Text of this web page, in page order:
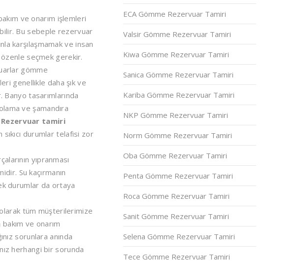
ve onarım işlemleri
Bu sebeple rezervuar
karşılaşmamak ve insan
özenle seçmek gerekir.
gömme
genellikle daha şık ve
Banyo tasarımlarında
ve şamandıra
Rezervuar tamiri
durumlar telafisi zor
yıpranması
Su kaçırmanın
durumlar da ortaya
olarak tüm müşterilerimize
ve onarım
sorunlara anında
herhangi bir sorunda
ECA Gömme Rezervuar Tamiri
Valsir Gömme Rezervuar Tamiri
Kiwa Gömme Rezervuar Tamiri
Sanica Gömme Rezervuar Tamiri
Kariba Gömme Rezervuar Tamiri
NKP Gömme Rezervuar Tamiri
Norm Gömme Rezervuar Tamiri
Oba Gömme Rezervuar Tamiri
Penta Gömme Rezervuar Tamiri
Roca Gömme Rezervuar Tamiri
Sanit Gömme Rezervuar Tamiri
Selena Gömme Rezervuar Tamiri
Tece Gömme Rezervuar Tamiri